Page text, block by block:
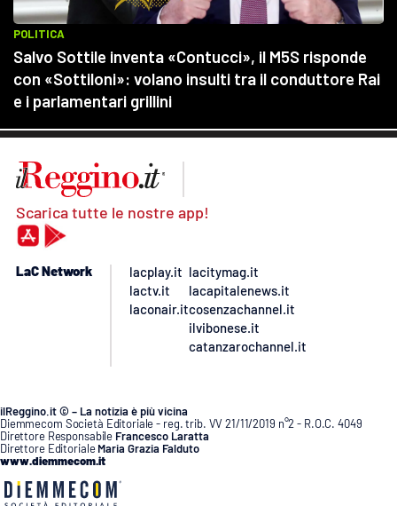
Scarica tutte le nostre app!
LaC Network
lacplay.it
lactv.it
laconair.it
lacitymag.it
lacapitalenews.it
cosenzachannel.it
ilvibonese.it
catanzarochannel.it
ilReggino.it © – La notizia è più vicina
Diemmecom Società Editoriale - reg. trib. VV 21/11/2019 n°2 - R.O.C. 4049
Direttore Responsabile Francesco Laratta
Direttore Editoriale Maria Grazia Falduto
www.diemmecom.it